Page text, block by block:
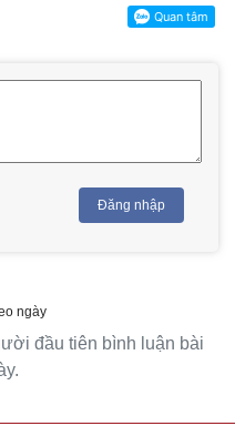
Đăng nhập
ngày
đầu tiên bình luận bài